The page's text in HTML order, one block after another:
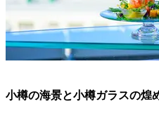
小樽の海景と小樽ガラスの煌